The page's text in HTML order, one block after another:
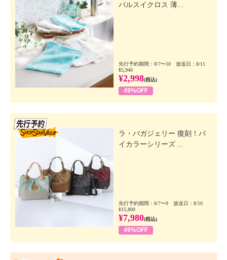
パルスイクロス 薄...
先行予約期間：8/7〜10 放送日：8/11
¥5,940
¥2,998(税込)
49%OFF
ラ・バガジェリー 復刻！バ
イカラーシリーズ ...
先行予約期間：8/7〜9 放送日：8/10
¥15,800
¥7,980(税込)
49%OFF